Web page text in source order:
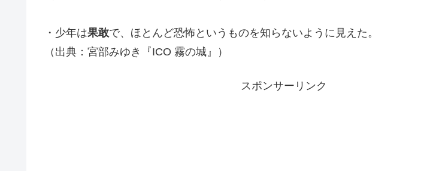
・少年は果敢で、ほとんど恐怖というものを知らないように見えた。
（出典：宮部みゆき『ICO 霧の城』）
スポンサーリンク